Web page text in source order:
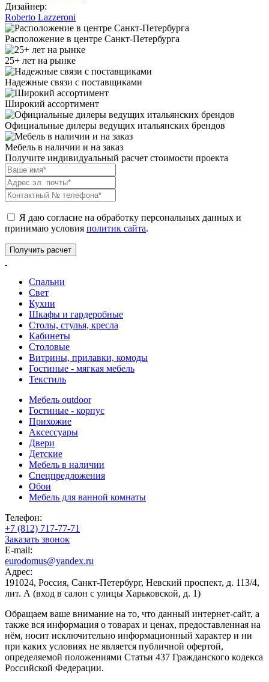
Дизайнер:
Roberto Lazzeroni
Расположение в центре Санкт-Петербурга
25+ лет на рынке
Надежные связи с поставщиками
Широкий ассортимент
Официальные дилеры ведущих итальянских брендов
Мебель в наличии и на заказ
Получите индивидуальный расчет стоимости проекта
Я даю согласие на обработку персональных данных и
принимаю условия политик сайта.
Спальни
Свет
Кухни
Шкафы и гардеробные
Столы, стулья, кресла
Кабинеты
Столовые
Витрины, прилавки, комоды
Гостиные - мягкая мебель
Текстиль
Мебель outdoor
Гостиные - корпус
Прихожие
Аксессуары
Двери
Детские
Мебель в наличии
Спецпредложения
Обои
Мебель для ванной комнаты
Телефон:
+7 (812) 717-77-71
Заказать звонок
E-mail:
eurodomus@yandex.ru
Адрес:
191024, Россия, Санкт-Петербург, Невский проспект, д. 113/4,
лит. А (вход в салон с улицы Харьковской, д. 1)
Обращаем ваше внимание на то, что данный интернет-сайт, а
также вся информация о товарах и ценах, предоставленная на
нём, носит исключительно информационный характер и ни
при каких условиях не является публичной офертой,
определяемой положениями Статьи 437 Гражданского кодекса
Российской Федерации.